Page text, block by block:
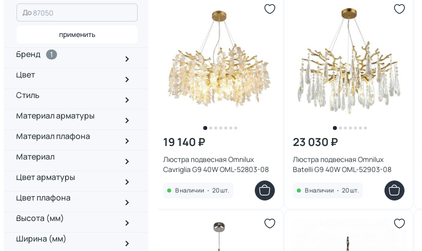
До
применить
Бренд 1
Цвет
Стиль
Материал арматуры
Материал плафона
Материал
Цвет арматуры
Цвет плафона
Высота (мм)
Ширина (мм)
19 140 ₽
Люстра подвесная Omnilux
Cavriglia G9 40W OML-52803-08
В наличии • 20 шт.
23 030 ₽
Люстра подвесная Omnilux
Batelli G9 40W OML-52903-08
В наличии • 20 шт.